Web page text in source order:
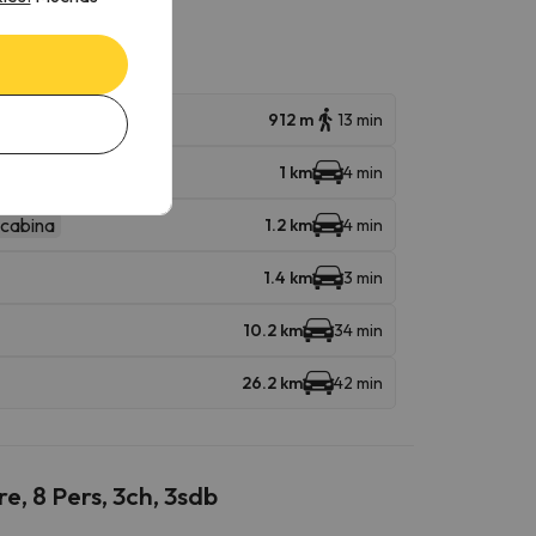
912 m 13 min
1 km 4 min
1.2 km 4 min
1.4 km 3 min
10.2 km 34 min
26.2 km 42 min
8 Pers, 3ch, 3sdb